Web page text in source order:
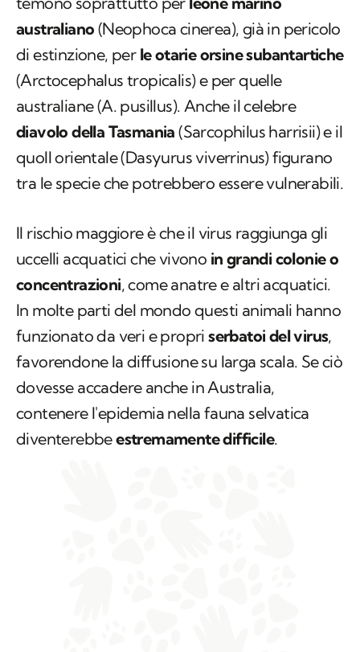
australiano (Neophoca cinerea), già in pericolo
di estinzione, per le otarie orsine subantartiche
(Arctocephalus tropicalis) e per quelle
australiane (A. pusillus). Anche il celebre
diavolo della Tasmania (Sarcophilus harrisii) e il
quoll orientale (Dasyurus viverrinus) figurano
tra le specie che potrebbero essere vulnerabili.
Il rischio maggiore è che il virus raggiunga gli
uccelli acquatici che vivono in grandi colonie o
concentrazioni, come anatre e altri acquatici.
In molte parti del mondo questi animali hanno
funzionato da veri e propriserbatoi del virus,
favorendone la diffusione su larga scala. Se ciò
dovesse accadere anche in Australia,
contenere l'epidemia nella fauna selvatica
diventerebbeestremamente difficile.